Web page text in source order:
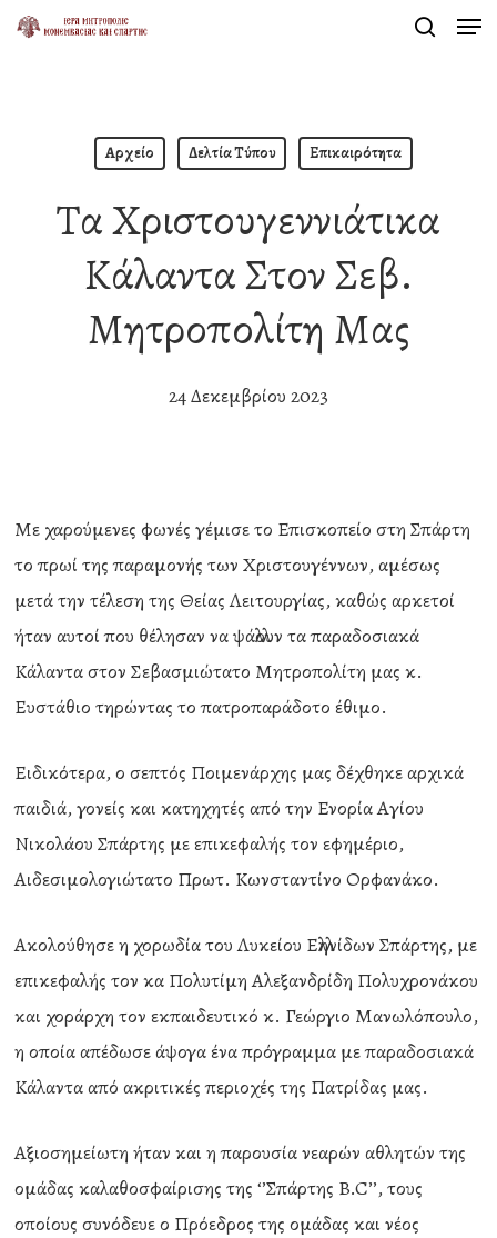
Skip
Αρχείο Δελτία Τύπου Επικαιρότητα
Τα Χριστουγεννιάτικα
Κάλαντα Στον Σεβ.
Μητροπολίτη Μας
24 Δεκεμβρίου 2023
Με χαρούμενες φωνές γέμισε το Επισκοπείο στη Σπάρτη
το πρωί της παραμονής των Χριστουγέννων, αμέσως
μετά την τέλεση της Θείας Λειτουργίας, καθώς αρκετοί
ήταν αυτοί που θέλησαν να ψάλλουν τα παραδοσιακά
Κάλαντα στον Σεβασμιώτατο Μητροπολίτη μας κ.
Ευστάθιο τηρώντας το πατροπαράδοτο έθιμο.
Ειδικότερα, ο σεπτός Ποιμενάρχης μας δέχθηκε αρχικά
παιδιά, γονείς και κατηχητές από την Ενορία Αγίου
Νικολάου Σπάρτης με επικεφαλής τον εφημέριο,
Αιδεσιμολογιώτατο Πρωτ. Κωνσταντίνο Ορφανάκο.
Ακολούθησε η χορωδία του Λυκείου Ελληνίδων Σπάρτης, με
επικεφαλής τον κα Πολυτίμη Αλεξανδρίδη Πολυχρονάκου
και χοράρχη τον εκπαιδευτικό κ. Γεώργιο Μανωλόπουλο,
η οποία απέδωσε άψογα ένα πρόγραμμα με παραδοσιακά
Κάλαντα από ακριτικές περιοχές της Πατρίδας μας.
Αξιοσημείωτη ήταν και η παρουσία νεαρών αθλητών της
ομάδας καλαθοσφαίρισης της ‘’Σπάρτης B.C’’, τους
οποίους συνόδευε ο Πρόεδρος της ομάδας και νέος